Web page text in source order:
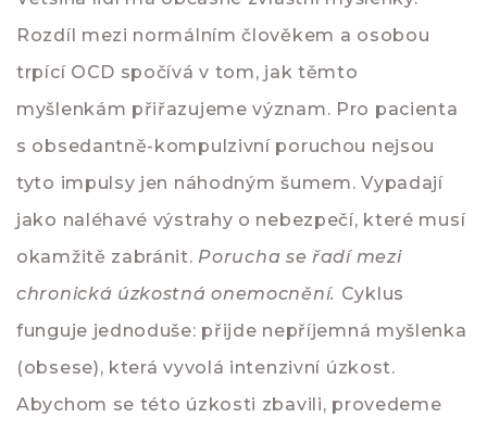
Rozdíl mezi normálním člověkem a osobou
trpící OCD spočívá v tom, jak těmto
myšlenkám přiřazujeme význam. Pro pacienta
s obsedantně-kompulzivní poruchou nejsou
tyto impulsy jen náhodným šumem. Vypadají
jako naléhavé výstrahy o nebezpečí, které musí
okamžitě zabránit. Porucha se řadí mezi
chronická úzkostná onemocnění. Cyklus
funguje jednoduše: přijde nepříjemná myšlenka
(obsese), která vyvolá intenzivní úzkost.
Abychom se této úzkosti zbavili, provedeme